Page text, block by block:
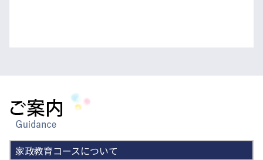
ご案内
家政教育コースについて